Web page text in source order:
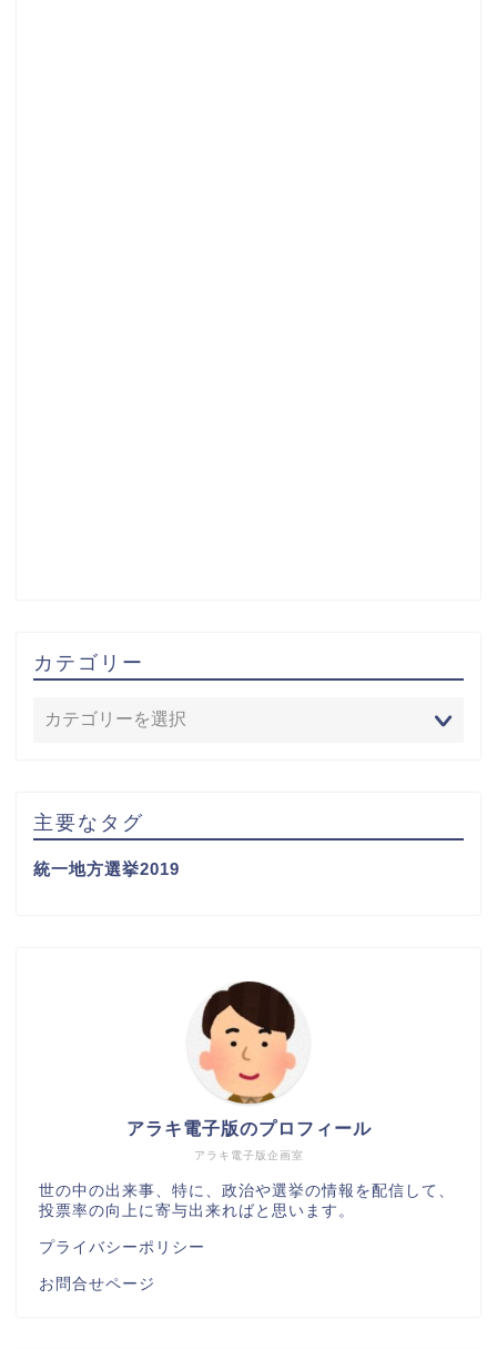
カテゴリー
主要なタグ
統一地方選挙2019
アラキ電子版企画室
アラキ電子版のプロフィール
世の中の出来事、特に、政治や選挙の情報を配信して、
投票率の向上に寄与出来ればと思います。
プライバシーポリシー
お問合せページ